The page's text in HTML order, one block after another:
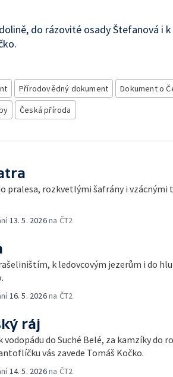
do rázovité osady Štefanová i
Přírodovědný dokument
Dokument o
Česká příroda
pralesa, rozkvetlými šafrány i vzácnými
13. 5. 2026na ČT2
k ledovcovým jezerům i do
16. 5. 2026na ČT2
ráj
vodopádu do Suché Belé, za kamzíky do
vás zavede Tomáš Kočko.
14. 5. 2026na ČT2